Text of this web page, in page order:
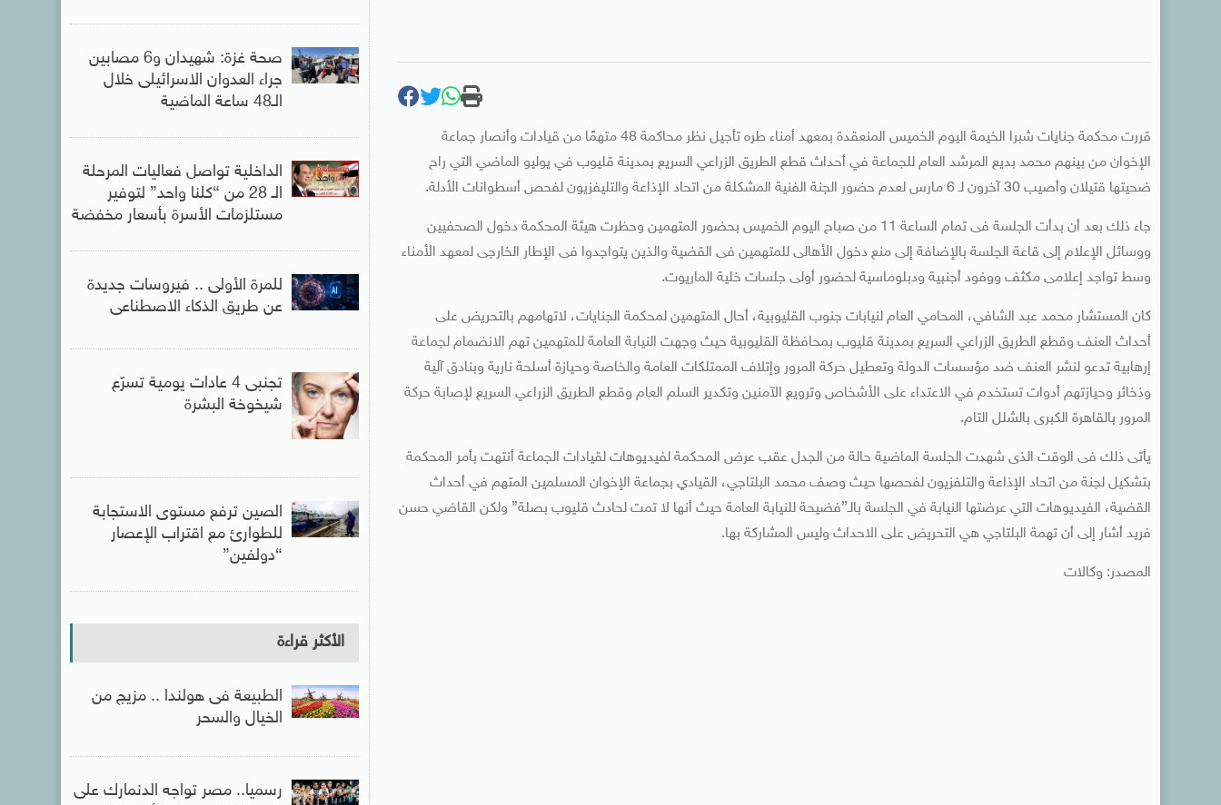
قررت محكمة جنايات شبرا الخيمة اليوم الخميس المنعقدة بمعهد أمناء طره تأجيل نظر محاكمة 48 متهمًا من قيادات وأنصار جماعة
الإخوان من بينهم محمد بديع المرشد العام للجماعة في أحداث قطع الطريق الزراعي السريع بمدينة قليوب في يوليو الماضي التي راح
ضحيتها قتيلان وأصيب 30 آخرون لـ 6 مارس لعدم حضور الجنة الفنية المشكلة من اتحاد الإذاعة والتليفزيون لفحص أسطوانات الأدلة.
جاء ذلك بعد أن بدأت الجلسة فى تمام الساعة 11 من صباح اليوم الخميس بحضور المتهمين وحظرت هيئة المحكمة دخول الصحفيين
ووسائل الإعلام إلى قاعة الجلسة بالإضافة إلى منع دخول الأهالى للمتهمين فى القضية والذين يتواجدوا فى الإطار الخارجى لمعهد الأمناء
وسط تواجد إعلامى مكثف ووفود أجنبية ودبلوماسية لحضور أولى جلسات خلية الماريوت.
كان المستشار محمد عبد الشافي، المحامي العام لنيابات جنوب القليوبية، أحال المتهمين لمحكمة الجنايات، لاتهامهم بالتحريض على
أحداث العنف وقطع الطريق الزراعي السريع بمدينة قليوب بمحافظة القليوبية حيث وجهت النيابة العامة للمتهمين تهم الانضمام لجماعة
إرهابية تدعو لنشر العنف ضد مؤسسات الدولة وتعطيل حركة المرور وإتلاف الممتلكات العامة والخاصة وحيازة أسلحة نارية وبنادق آلية
وذخائر وحيازتهم أدوات تستخدم في الاعتداء على الأشخاص وترويع الآمنين وتكدير السلم العام وقطع الطريق الزراعي السريع لإصابة حركة
المرور بالقاهرة الكبرى بالشلل التام.
يأتى ذلك فى الوقت الذى شهدت الجلسة الماضية حالة من الجدل عقب عرض المحكمة لفيديوهات لقيادات الجماعة أنتهت بأمر المحكمة
بتشكيل لجنة من اتحاد الإذاعة والتلفزيون لفحصها حيث وصف محمد البلتاجي، القيادي بجماعة الإخوان المسلمين المتهم في أحداث
القضية، الفيديوهات التي عرضتها النيابة في الجلسة بالـ”فضيحة للنيابة العامة حيث أنها لا تمت لحادث قليوب بصلة” ولكن القاضي حسن
فريد أشار إلى أن تهمة البلتاجي هي التحريض على الاحداث وليس المشاركة بها.
المصدر: وكالات
صحة غزة: شهيدان و6 مصابين
جراء العدوان الاسرائيلى خلال
الـ48 ساعة الماضية
الداخلية تواصل فعاليات المرحلة
الـ 28 من “كلنا واحد” لتوفير
مستلزمات الأسرة بأسعار مخفضة
للمرة الأولى .. فيروسات جديدة
عن طريق الذكاء الاصطناعى
تجنبى 4 عادات يومية تسرّع
شيخوخة البشرة
الصين ترفع مستوى الاستجابة
للطوارئ مع اقتراب الإعصار
“دولفين”
الأكثر قراءة
الطبيعة فى هولندا .. مزيج من
الخيال والسحر
رسميا.. مصر تواجه الدنمارك على